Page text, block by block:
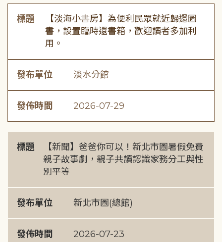
標題
【淡海小書房】為便利民眾就近歸還圖
書，設置臨時還書箱，歡迎讀者多加利
用。
發布單位 淡水分館
發佈時間 2026-07-29
標題
【新聞】爸爸你可以！新北市圖暑假免費
親子故事劇，親子共讀認識家務分工與性
別平等
發布單位 新北市圖(總館)
發佈時間 2026-07-23